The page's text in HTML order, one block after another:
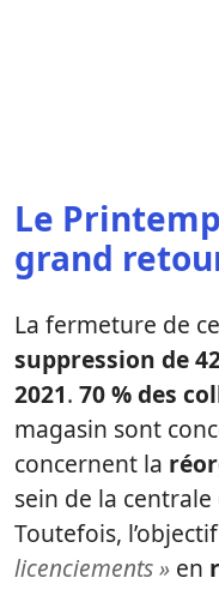
Le
grand
La fermeture de
suppression de
2021. 70 % des
magasin sont
concernent la
sein de la centrale
Toutefois, l’objectif
licenciements » en